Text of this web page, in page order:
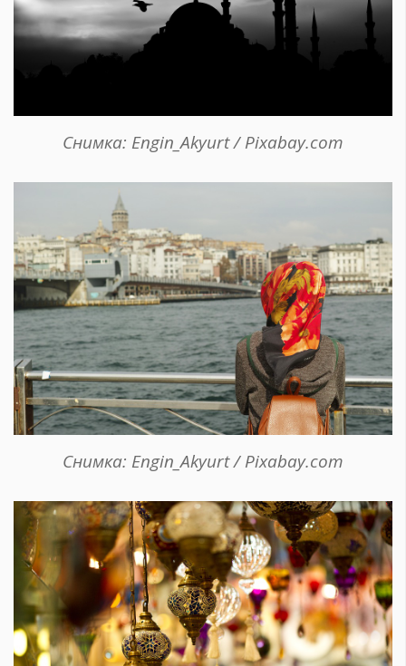
Снимка: Engin_Akyurt / Pixabay.com
Снимка: Engin_Akyurt / Pixabay.com